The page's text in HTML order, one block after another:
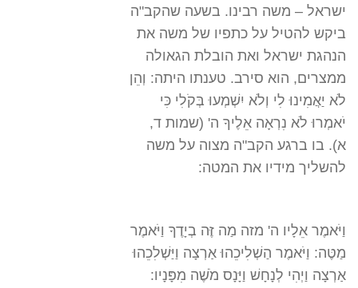
ישראל – משה רבינו. בשעה שהקב"ה
ביקש להטיל על כתפיו של משה את
הנהגת ישראל ואת הובלת הגאולה
ממצרים, הוא סירב. טענתו היתה: וְהֵן
לֹא יַאֲמִינוּ לִי וְלֹא יִשְׁמְעוּ בְּקֹלִי כִּי
יֹאמְרוּ לֹא נִרְאָה אֵלֶיךָ ה' (שמות ד,
א). בו ברגע הקב"ה מצוה על משה
להשליך מידיו את המטה:
וַיֹּאמֶר אֵלָיו ה' מזה מַה זֶּה בְיָדֶךָ וַיֹּאמֶר
מַטֶּה: וַיֹּאמֶר הַשְׁלִיכֵהוּ אַרְצָה וַיַּשְׁלִכֵהוּ
אַרְצָה וַיְהִי לְנָחָשׁ וַיָּנָס מֹשֶׁה מִפָּנָיו: